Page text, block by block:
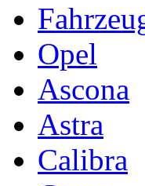
Opel
Ascona
Astra
Calibra